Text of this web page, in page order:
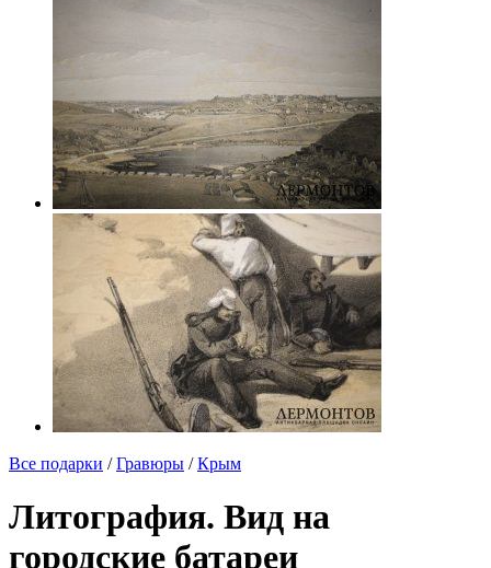
Все подарки /Гравюры /Крым
Литография. Вид на
городские батареи